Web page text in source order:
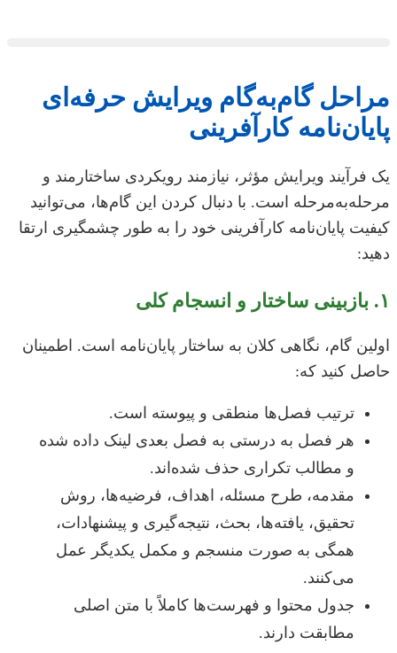
مراحل گام‌به‌گام ویرایش حرفه‌ای
پایان‌نامه کارآفرینی
یک فرآیند ویرایش مؤثر، نیازمند رویکردی ساختارمند و
مرحله‌به‌مرحله است. با دنبال کردن این گام‌ها، می‌توانید
کیفیت پایان‌نامه کارآفرینی خود را به طور چشمگیری ارتقا
دهید:
۱. بازبینی ساختار و انسجام کلی
اولین گام، نگاهی کلان به ساختار پایان‌نامه است. اطمینان
حاصل کنید که:
ترتیب فصل‌ها منطقی و پیوسته است.
هر فصل به درستی به فصل بعدی لینک داده شده
و مطالب تکراری حذف شده‌اند.
مقدمه، طرح مسئله، اهداف، فرضیه‌ها، روش
تحقیق، یافته‌ها، بحث، نتیجه‌گیری و پیشنهادات،
همگی به صورت منسجم و مکمل یکدیگر عمل
می‌کنند.
جدول محتوا و فهرست‌ها کاملاً با متن اصلی
مطابقت دارند.